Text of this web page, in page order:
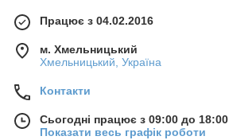
Працює з 04.02.2016
м. Хмельницький
Хмельницький, Україна
Контакти
Сьогодні працює з 09:00 до 18:00
Показати весь графік роботи